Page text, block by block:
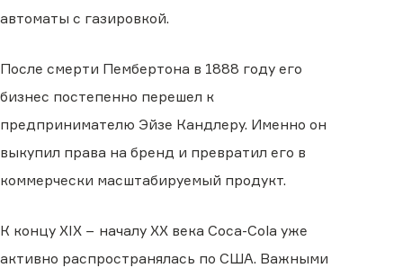
автоматы с газировкой.
После смерти Пембертона в 1888 году его
бизнес постепенно перешел к
предпринимателю Эйзе Кандлеру. Именно он
выкупил права на бренд и превратил его в
коммерчески масштабируемый продукт.
К концу XIX − началу XX века Coca-Cola уже
активно распространялась по США. Важными